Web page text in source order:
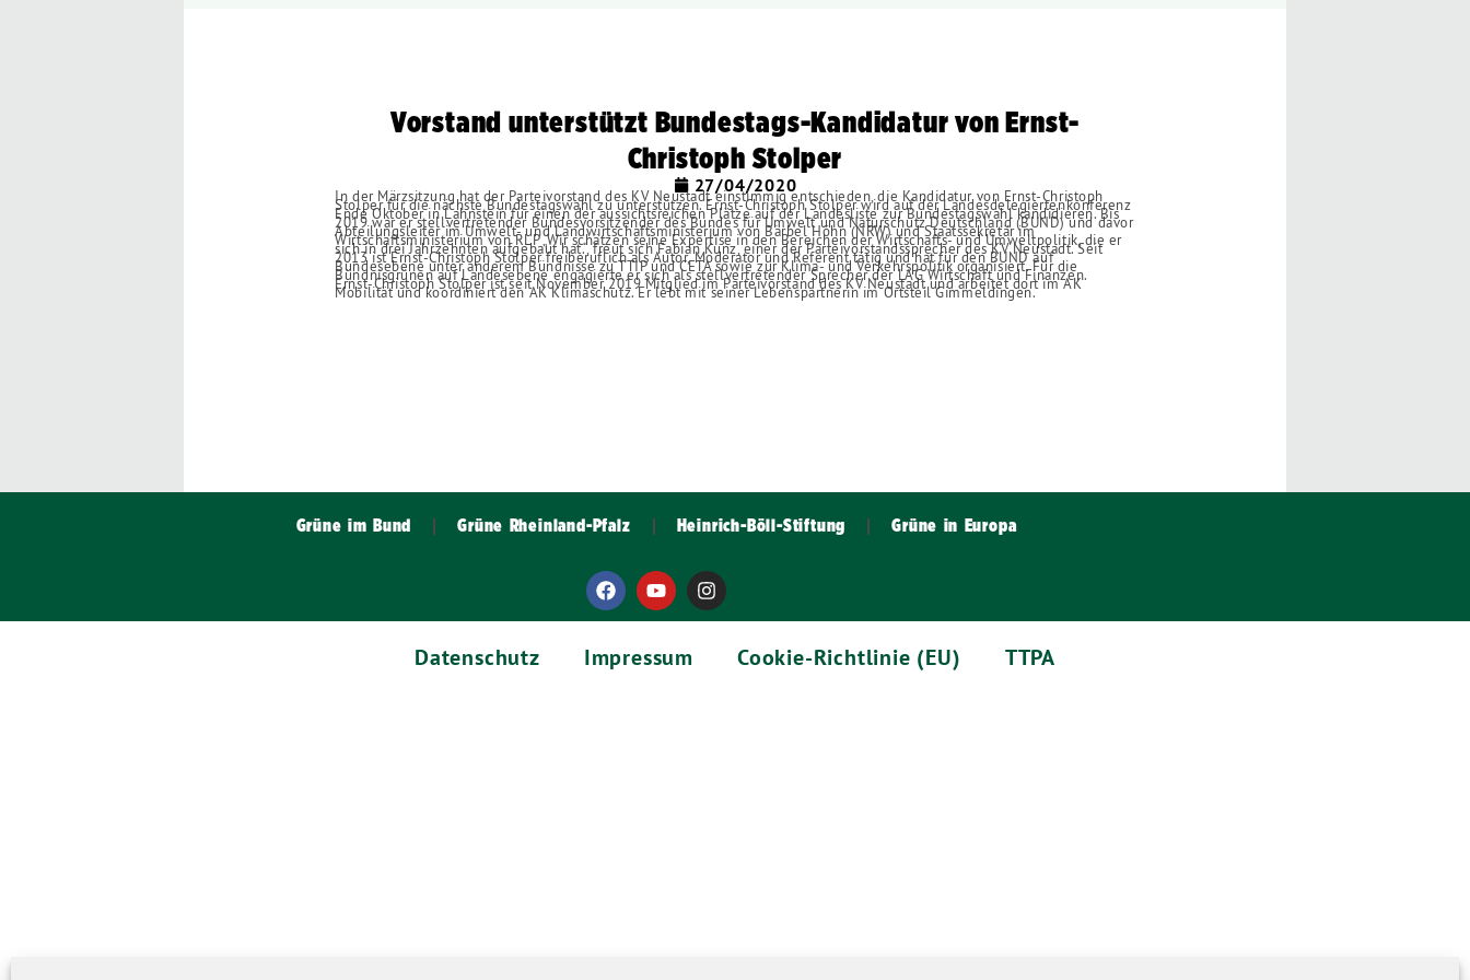
Vorstand unterstützt Bundestags-Kandidatur von Ernst-
Christoph Stolper
27/04/2020
In der Märzsitzung hat der Parteivorstand des KV Neustadt einstimmig entschieden, die Kandidatur von Ernst-Christoph
Stolper für die nächste Bundestagswahl zu unterstützen. Ernst-Christoph Stolper wird auf der Landesdelegiertenkonferenz
Ende Oktober in Lahnstein für einen der aussichtsreichen Plätze auf der Landesliste zur Bundestagswahl kandidieren. Bis
2019 war er stellvertretender Bundesvorsitzender des Bundes für Umwelt und Naturschutz Deutschland (BUND) und davor
Abteilungsleiter im Umwelt- und Landwirtschaftsministerium von Bärbel Höhn (NRW) und Staatssekretär im
Wirtschaftsministerium von RLP „Wir schätzen seine Expertise in den Bereichen der Wirtschafts- und Umweltpolitik, die er
sich in drei Jahrzehnten aufgebaut hat.“, freut sich Fabian Kunz, einer der Parteivorstandssprecher des KV Neustadt. Seit
2013 ist Ernst-Christoph Stolper freiberuflich als Autor, Moderator und Referent tätig und hat für den BUND auf
Bundesebene unter anderem Bündnisse zu TTIP und CETA sowie zur Klima- und Verkehrspolitik organisiert. Für die
Bündnisgrünen auf Landesebene engagierte er sich als stellvertretender Sprecher der LAG Wirtschaft und Finanzen.
Ernst-Christoph Stolper ist seit November 2019 Mitglied im Parteivorstand des KV Neustadt und arbeitet dort im AK
Mobilität und koordiniert den AK Klimaschutz. Er lebt mit seiner Lebenspartnerin im Ortsteil Gimmeldingen.
Grüne im Bund Grüne Rheinland-Pfalz Heinrich-Böll-Stiftung Grüne in Europa
Datenschutz Impressum Cookie-Richtlinie (EU) TTPA